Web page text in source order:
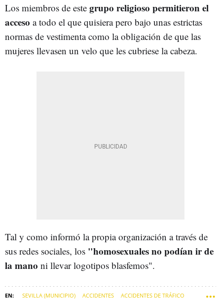
Los miembros de este grupo religioso permitieron el
acceso a todo el que quisiera pero bajo unas estrictas
normas de vestimenta como la obligación de que las
mujeres llevasen un velo que les cubriese la cabeza.
Tal y como informó la propia organización a través de
sus redes sociales, los "homosexuales no podían ir de
la mano ni llevar logotipos blasfemos".
SEVILLA (MUNICIPIO) ACCIDENTES ACCIDENTES DE TRÁFICO